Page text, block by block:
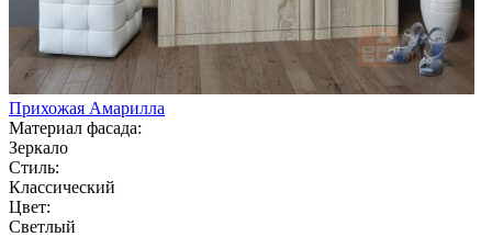
Прихожая Амарилла
Материал фасада:
Зеркало
Стиль:
Классический
Цвет:
Светлый